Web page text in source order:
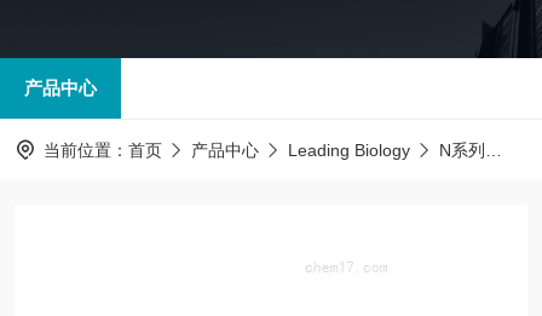
产品中心
当前位置： 首页 产品中心 Leading Biology N系列